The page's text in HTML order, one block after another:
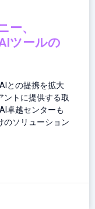
ー、
ツールの
との提携を拡大
ントに提供する取
卓越センターも
のソリューション